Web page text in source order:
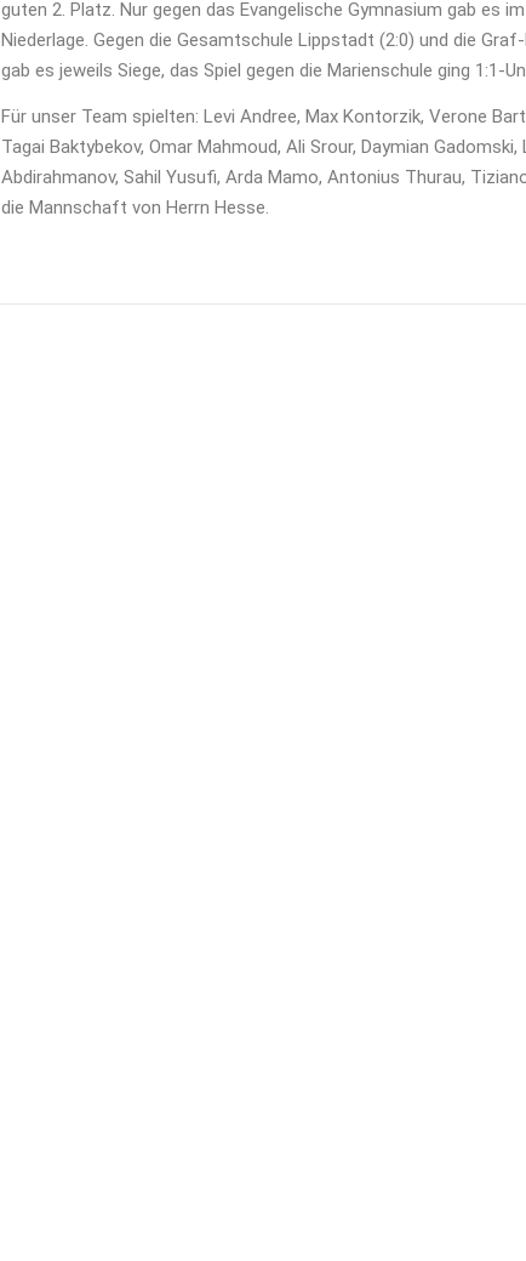
guten 2. Platz. Nur gegen das Evangelische Gymnasium gab es
Niederlage. Gegen die Gesamtschule Lippstadt (2:0) und die
gab es jeweils Siege, das Spiel gegen die Marienschule ging 1:1-
Für unser Team spielten: Levi Andree, Max Kontorzik, Verone
Tagai Baktybekov, Omar Mahmoud, Ali Srour, Daymian
Abdirahmanov, Sahil Yusufi, Arda Mamo, Antonius Thurau,
die Mannschaft von Herrn Hesse.